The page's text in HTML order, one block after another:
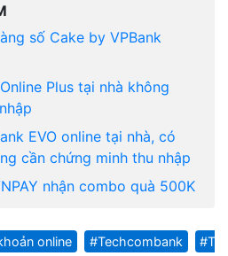
số Cake by VPBank
Plus tại nhà không
EVO online tại nhà, có
cần chứng minh thu nhập
nhận combo quà 500K
online Techcombank